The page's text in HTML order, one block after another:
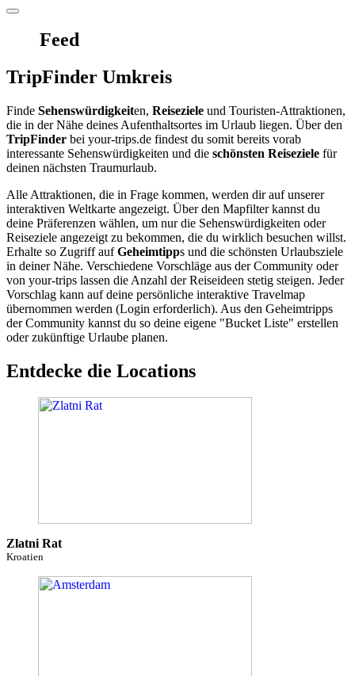
Feed
TripFinder Umkreis
Finde Sehenswürdigkeiten, Reiseziele und Touristen-Attraktionen,
die in der Nähe deines Aufenthaltsortes im Urlaub liegen. Über den
TripFinder bei your-trips.de findest du somit bereits vorab
interessante Sehenswürdigkeiten und die schönsten Reiseziele für
deinen nächsten Traumurlaub.
Alle Attraktionen, die in Frage kommen, werden dir auf unserer
interaktiven Weltkarte angezeigt. Über den Mapfilter kannst du
deine Präferenzen wählen, um nur die Sehenswürdigkeiten oder
Reiseziele angezeigt zu bekommen, die du wirklich besuchen willst.
Erhalte so Zugriff aufGeheimtipps und die schönsten Urlaubsziele
in deiner Nähe. Verschiedene Vorschläge aus der Community oder
von your-trips lassen die Anzahl der Reiseideen stetig steigen. Jeder
Vorschlag kann auf deine persönliche interaktive Travelmap
übernommen werden (Login erforderlich). Aus den Geheimtripps
der Community kannst du so deine eigene "Bucket Liste" erstellen
oder zukünftige Urlaube planen.
Entdecke die Locations
Zlatni Rat
Kroatien